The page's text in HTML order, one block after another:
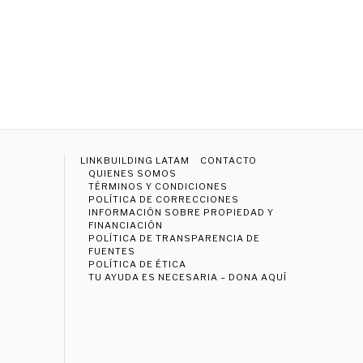
LINKBUILDING LATAM
CONTACTO
QUIENES SOMOS
TÉRMINOS Y CONDICIONES
POLÍTICA DE CORRECCIONES
INFORMACIÓN SOBRE PROPIEDAD Y
FINANCIACIÓN
POLÍTICA DE TRANSPARENCIA DE
FUENTES
POLÍTICA DE ÉTICA
TU AYUDA ES NECESARIA – DONA AQUÍ